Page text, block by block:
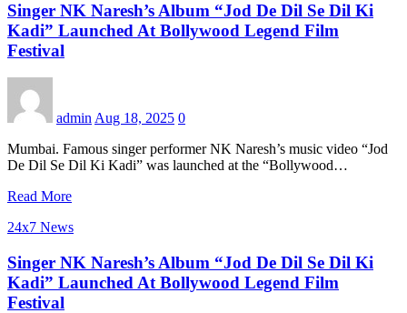
Singer NK Naresh’s Album “Jod De Dil Se Dil Ki
Kadi” Launched At Bollywood Legend Film
Festival
admin Aug 18, 2025 0
Mumbai. Famous singer performer NK Naresh’s music video “Jod
De Dil Se Dil Ki Kadi” was launched at the “Bollywood…
Read More
24x7 News
Singer NK Naresh’s Album “Jod De Dil Se Dil Ki
Kadi” Launched At Bollywood Legend Film
Festival